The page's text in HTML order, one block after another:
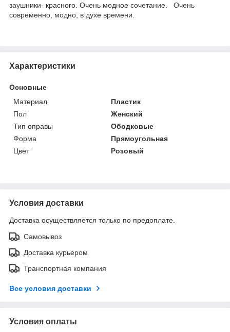
заушники- красного. Очень модное сочетание. Очень
современно, модно, в духе времени.
Характеристики
Основные
Материал
Пластик
Пол
Женский
Тип оправы
Ободковые
Форма
Прямоугольная
Цвет
Розовый
Условия доставки
Доставка осуществляется только по предоплате.
Самовывоз
Доставка курьером
Транспортная компания
Все условия доставки
Условия оплаты